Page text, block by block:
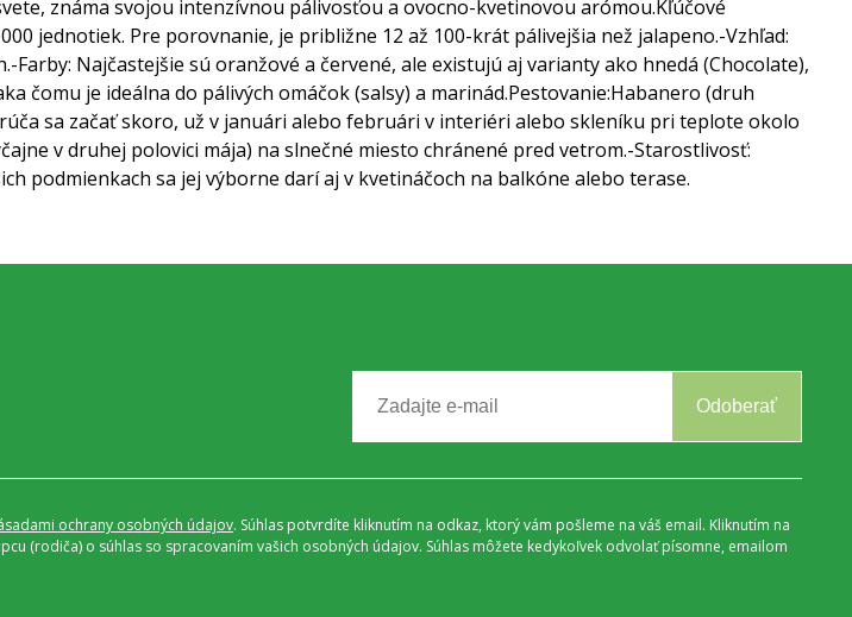
známa svojou intenzívnou pálivosťou a ovocno-kvetinovou arómou.Kľúčové
jednotiek. Pre porovnanie, je približne 12 až 100-krát pálivejšia než jalapeno.-Vzhľad:
-Farby: Najčastejšie sú oranžové a červené, ale existujú aj varianty ako hnedá (Chocolate),
čomu je ideálna do pálivých omáčok (salsy) a marinád.Pestovanie:Habanero (druh
sa začať skoro, už v januári alebo februári v interiéri alebo skleníku pri teplote okolo
v druhej polovici mája) na slnečné miesto chránené pred vetrom.-Starostlivosť:
podmienkach sa jej výborne darí aj v kvetináčoch na balkóne alebo terase.
Odoberať
ochrany osobných údajov. Súhlas potvrdíte kliknutím na odkaz, ktorý vám pošleme na váš email. Kliknutím na
(rodiča) o súhlas so spracovaním vašich osobných údajov. Súhlas môžete kedykoľvek odvolať písomne, emailom